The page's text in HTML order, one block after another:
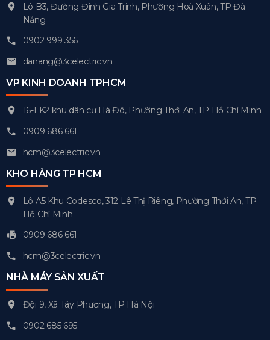
Lô B3, Đường Đinh Gia Trinh, Phường Hoà Xuân, TP Đà
Nẵng
0902 999 356
danang@3celectric.vn
VP KINH DOANH TPHCM
16-LK2 khu dân cư Hà Đô, Phường Thới An, TP Hồ Chí Minh
0909 686 661
hcm@3celectric.vn
KHO HÀNG TP HCM
Lô A5 Khu Codesco, 312 Lê Thị Riêng, Phường Thới An, TP
Hồ Chí Minh
0909 686 661
hcm@3celectric.vn
NHÀ MÁY SẢN XUẤT
Đội 9, Xã Tây Phương, TP Hà Nội
0902 685 695